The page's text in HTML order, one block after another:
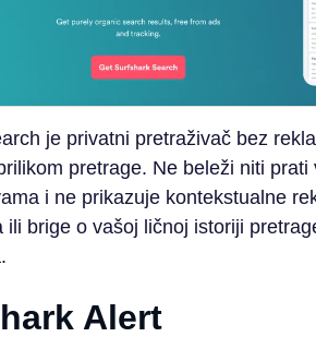
je privatni pretraživač bez
pretrage. Ne beleži niti prati
i ne prikazuje kontekstualne
ili brige o vašoj ličnoj istoriji
Alert